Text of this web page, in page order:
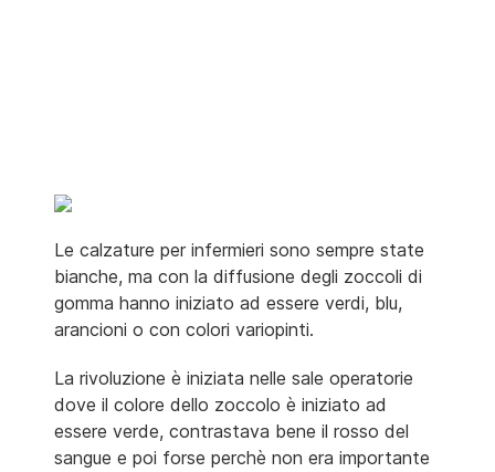
Le calzature per infermieri sono sempre state
bianche, ma con la diffusione degli zoccoli di
gomma hanno iniziato ad essere verdi, blu,
arancioni o con colori variopinti.
La rivoluzione è iniziata nelle sale operatorie
dove il colore dello zoccolo è iniziato ad
essere verde, contrastava bene il rosso del
sangue e poi forse perchè non era importante